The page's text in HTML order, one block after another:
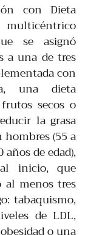
con Dieta
se asignó
a una de tres
con
una dieta
secos o
la grasa
(55 a
años de edad),
al inicio, que
menos tres
tabaquismo,
de LDL,